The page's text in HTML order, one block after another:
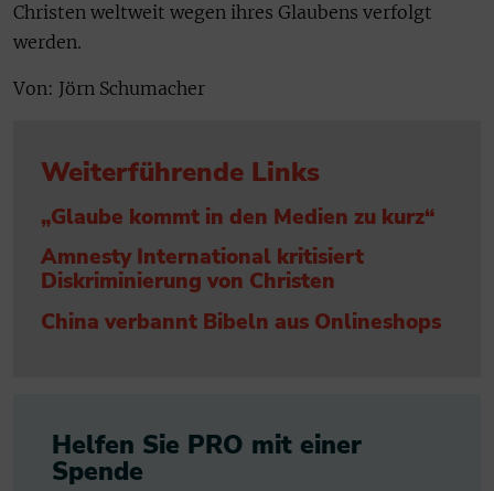
Christen weltweit wegen ihres Glaubens verfolgt
werden.
Von: Jörn Schumacher
Weiterführende Links
„Glaube kommt in den Medien zu kurz“
Amnesty International kritisiert
Diskriminierung von Christen
China verbannt Bibeln aus Onlineshops
Helfen Sie PRO mit einer
Spende